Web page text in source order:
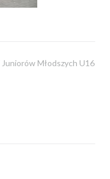
Młodszych U16